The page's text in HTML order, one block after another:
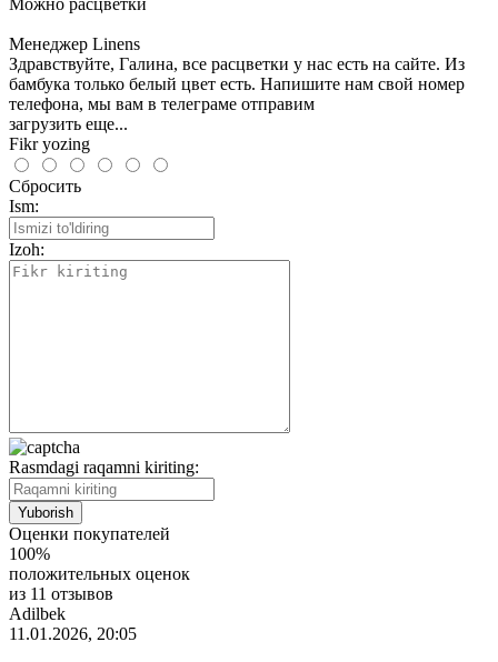
Менеджер Linens
Здравствуйте, Галина, все расцветки у нас есть на сайте. Из
бамбука только белый цвет есть. Напишите нам свой номер
телефона, мы вам в телеграме отправим
загрузить еще...
Fikr yozing
Сбросить
Ism:
Izoh:
Rasmdagi raqamni kiriting:
Оценки покупателей
100%
положительных оценок
из 11 отзывов
Adilbek
11.01.2026, 20:05